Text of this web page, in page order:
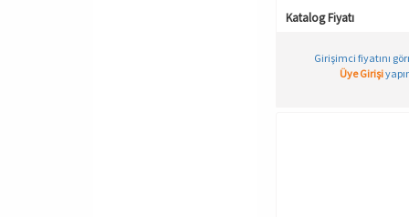
Katalog Fiyatı
Girişimci fiyatını
Üye Girişi